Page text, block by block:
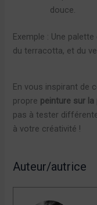
douce.
Exemple : Une
du terracotta, et du
En vous inspirant de
propre peinture sur la
pas à tester
à votre créativité !
Auteur/autrice